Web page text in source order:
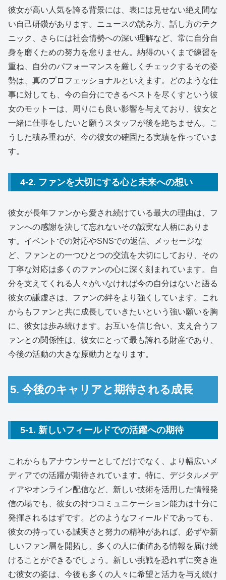
彼女が高い人気を誇る背景には、表には見せない絶え間な
い自己研鑽があります。ニュースの読み方、話し方のテク
ニック、さらには社会情勢への深い理解など、常に自分自
身を磨くための努力を怠りません。納得のいくまで練習を
重ね、自分のパフォーマンスを厳しくチェックするその姿
勢は、真のプロフェッショナルといえます。どのような仕
事に対しても、今の自分にできるベストを尽くすという彼
女のモットーは、周りにも良い影響を与えており、彼女と
一緒に仕事をしたいと願うスタッフが後を絶ちません。こ
うした積み重ねが、今の彼女の確固たる実績を作っていま
す。
4-2. ファンを大切にする心と未来への想い
彼女が長年ファンから愛され続けている最大の理由は、フ
ァンへの感謝を決して忘れないその誠実な人柄にありま
す。イベントでの対応やSNSでの返信、メッセージな
ど、ファンとの一つひとつの交流を大切にしており、その
丁寧な対応は多くのファンの心に深く刻まれています。自
分を支えてくれる人々がいなければ今の自分はないと語る
彼女の謙虚さは、ファンの絆をより強くしています。これ
からもファンと共に成長していきたいという強い願いを胸
に、彼女は歩み続けます。お互いを信じ合い、支え合うフ
ァンとの関係性は、彼女にとって最も誇れる財産であり、
今後の活動の大きな原動力となります。
5. 今後のキャリアと期待される成長
5-1. 新しいフィールドでの活躍への期待
これからもアナウンサーとしてだけでなく、より幅広いメ
ディアでの活躍が期待されています。特に、デジタルメデ
ィアやオンライン配信など、新しい技術を活用した情報発
信の場でも、彼女の持つコミュニケーション能力は十分に
発揮されるはずです。どのようなフィールドであっても、
彼女の持っている誠実さと努力の精神があれば、必ずや新
しいファン層を開拓し、多くの人に価値ある情報を届け続
けることができるでしょう。新しい挑戦を恐れずに突き進
む彼女の姿は、今後も多くの人々に希望と活力を与え続け